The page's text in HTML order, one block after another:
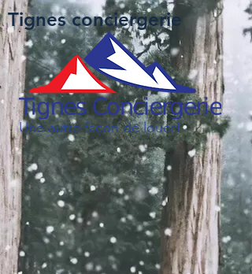
Tignes conciergerie
Une autre façon de louer!